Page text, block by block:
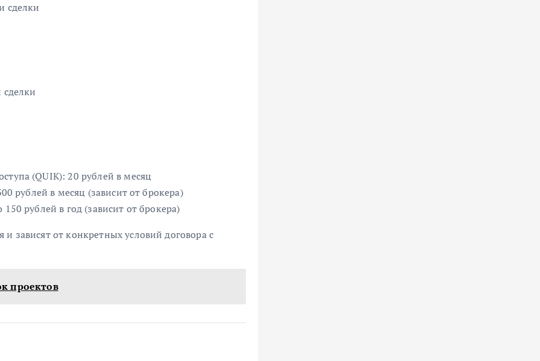
сделки
сделки
(QUIK): 20 рублей в месяц
рублей в месяц (зависит от брокера)
рублей в год (зависит от брокера)
зависят от конкретных условий договора с
проектов